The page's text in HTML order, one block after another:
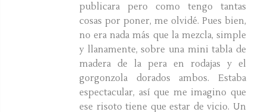
publicara pero como tengo tantas
cosas por poner, me olvidé. Pues bien,
no era nada más que la mezcla, simple
y llanamente, sobre una mini tabla de
madera de la pera en rodajas y el
gorgonzola dorados ambos. Estaba
espectacular, así que me imagino que
ese risoto tiene que estar de vicio. Un